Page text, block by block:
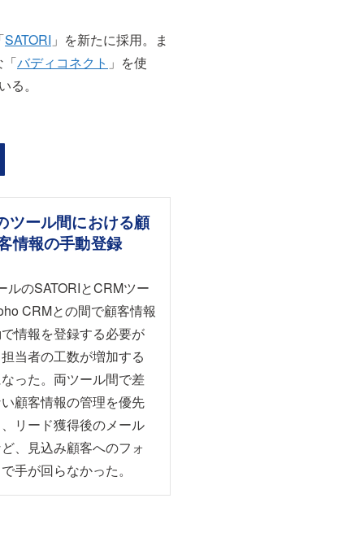
SATORI 」を新たに採用。ま
「バディコネクト 」を使
。
ツール間における顧
情報の手動登録
ルのSATORIとCRMツー
CRMとの間で顧客情報
情報を登録する必要が
当者の工数が増加する
った。両ツール間で差
顧客情報の管理を優先
リード獲得後のメール
、見込み顧客へのフォ
手が回らなかった。